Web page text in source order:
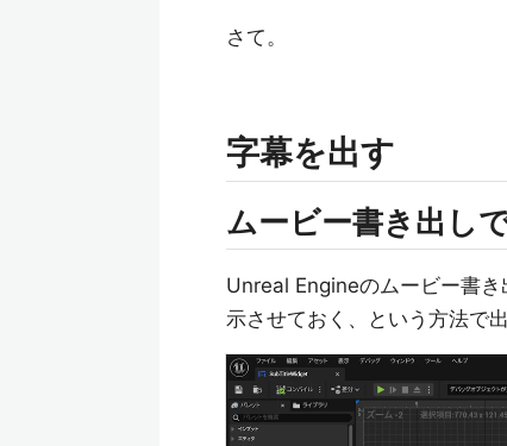
さて。
字幕を出す
ムービー書き出し
Unreal Engineのムービー書
示させておく、という方法で